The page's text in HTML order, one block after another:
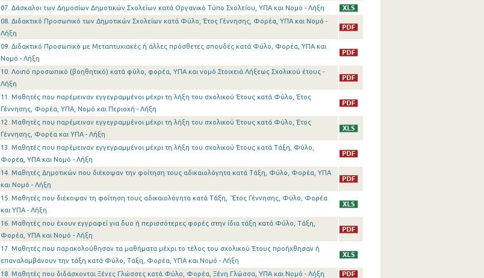
07. Δάσκαλοι των Δημοσίων Δημοτικών Σχολείων κατά Οργανικό Τύπο Σχολείου, ΥΠΑ και Νομό - Λήξη
08. Διδακτικό Προσωπικό των Δημοτικών Σχολείων κατά Φύλο, Έτος Γέννησης, Φορέα, ΥΠΑ και Νομό -
Λήξη
09. Διδακτικό Προσωπικό με Μεταπτυχιακές ή άλλες πρόσθετες σπουδές κατά Φύλο, Φορέα, ΥΠΑ και
Νομό - Λήξη
10. Λοιπό προσωπικό (βοηθητικό) κατά φύλο, φορέα, ΥΠΑ και νομό Στοιχειά Λήξεως Σχολικού έτους -
Λήξη
11. Μαθητές που παρέμειναν εγγεγραμμένοι μέχρι τη λήξη του σχολικού Έτους κατά Φύλο, Έτος
Γέννησης, Φορέα, ΥΠΑ, Νομό και Περιοχή - Λήξη
12. Μαθητές που παρέμειναν εγγεγραμμένοι μέχρι τη λήξη του σχολικού Έτους κατά Φύλο, Έτος
Γέννησης, Φορέα και ΥΠΑ - Λήξη
13. Μαθητές που παρέμειναν εγγεγραμμένοι μέχρι τη λήξη του σχολικού Έτους κατά Τάξη, Φύλο,
Φορέα, ΥΠΑ και Νομό - Λήξη
14. Μαθητές Δημοτικών που διέκοψαν την φοίτηση τους αδικαιολόγητα κατά Τάξη, Φύλο, Φορέα, ΥΠΑ
και Νομό - Λήξη
15. Μαθητές που διέκοψαν τη φοίτηση τους αδικαιολόγητα κατά Τάξη, ΄Έτος Γέννησης, Φύλο, Φορέα
και ΥΠΑ - Λήξη
16. Μαθητές που έχουν εγγραφεί για δυο ή περισσότερες φορές στην ίδια τάξη κατά Φύλο, Τάξη,
Φορέα, ΥΠΑ και Νομό - Λήξη
17. Μαθητές που παρακολούθησαν τα μαθήματα μέχρι το τέλος του σχολικού Έτους προήχθησαν ή
επαναλαμβάνουν την τάξη κατά Φύλο, Τάξη, Φορέα, ΥΠΑ και Νομό - Λήξη
18. Μαθητές που διδάσκονται Ξένες Γλώσσες κατά Φύλο, Φορέα, Ξένη Γλώσσα, ΥΠΑ και Νομό - Λήξη